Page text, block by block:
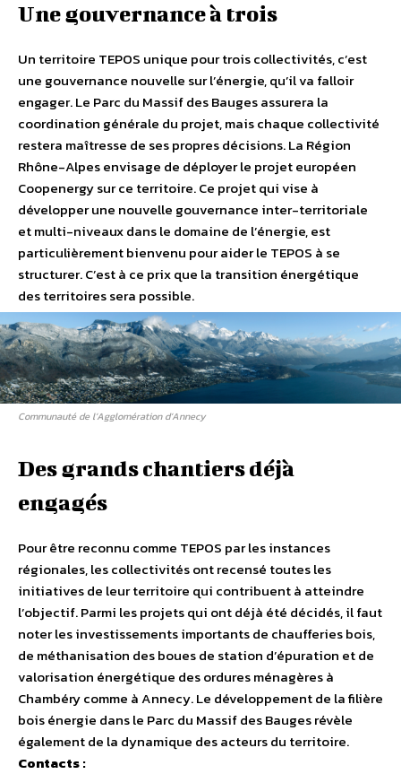
Une gouvernance à trois
Un territoire TEPOS unique pour trois collectivités, c’est
une gouvernance nouvelle sur l’énergie, qu’il va falloir
engager. Le Parc du Massif des Bauges assurera la
coordination générale du projet, mais chaque collectivité
restera maîtresse de ses propres décisions. La Région
Rhône-Alpes envisage de déployer le projet européen
Coopenergy sur ce territoire. Ce projet qui vise à
développer une nouvelle gouvernance inter-territoriale
et multi-niveaux dans le domaine de l’énergie, est
particulièrement bienvenu pour aider le TEPOS à se
structurer. C’est à ce prix que la transition énergétique
des territoires sera possible.
Communauté de l’Agglomération d’Annecy
Des grands chantiers déjà
engagés
Pour être reconnu comme TEPOS par les instances
régionales, les collectivités ont recensé toutes les
initiatives de leur territoire qui contribuent à atteindre
l’objectif. Parmi les projets qui ont déjà été décidés, il faut
noter les investissements importants de chaufferies bois,
de méthanisation des boues de station d’épuration et de
valorisation énergétique des ordures ménagères à
Chambéry comme à Annecy. Le développement de la filière
bois énergie dans le Parc du Massif des Bauges révèle
également de la dynamique des acteurs du territoire.
Contacts :